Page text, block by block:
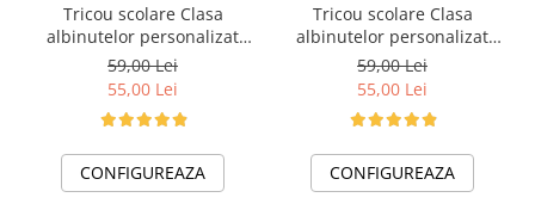
Tricou scolare Clasa
albinutelor personalizat
pentru absolventi de scoala
sau gradinita
59,00 Lei
55,00 Lei
CONFIGUREAZA
Tricou scolare Clasa
albinutelor personalizat
pentru absolventi de scoala
sau gradinita
59,00 Lei
55,00 Lei
CONFIGUREAZA